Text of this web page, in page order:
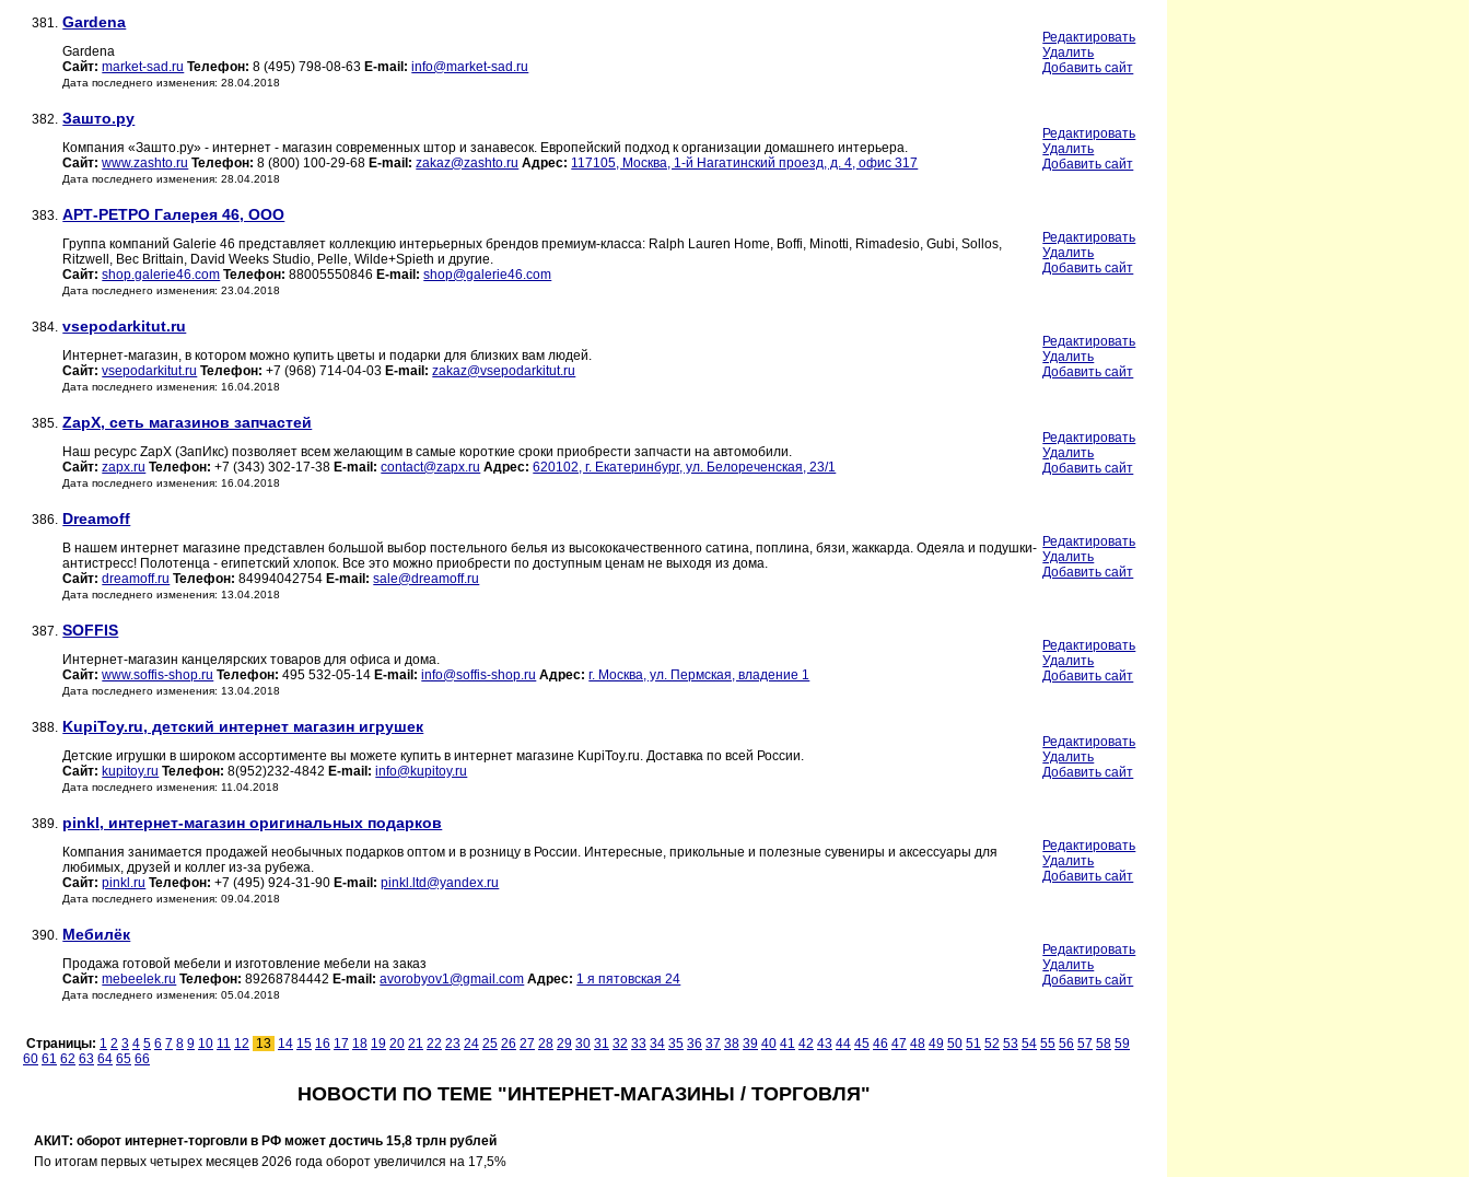
381. Gardena
Gardena
Сайт: market-sad.ru Телефон: 8 (495) 798-08-63 E-mail: info@market-sad.ru
Дата последнего изменения: 28.04.2018
Редактировать
Удалить
Добавить сайт
382. Зашто.ру
Компания «Зашто.ру» - интернет - магазин современных штор и занавесок. Европейский подход к организации домашнего интерьера.
Сайт: www.zashto.ru Телефон: 8 (800) 100-29-68 E-mail: zakaz@zashto.ru Адрес: 117105, Москва, 1-й Нагатинский проезд, д. 4, офис 317
Дата последнего изменения: 28.04.2018
Редактировать
Удалить
Добавить сайт
383. АРТ-РЕТРО Галерея 46, ООО
Группа компаний Galerie 46 представляет коллекцию интерьерных брендов премиум-класса: Ralph Lauren Home, Boffi, Minotti, Rimadesio, Gubi, Sollos,
Ritzwell, Bec Brittain, David Weeks Studio, Pelle, Wilde+Spieth и другие.
Сайт: shop.galerie46.com Телефон: 88005550846 E-mail: shop@galerie46.com
Дата последнего изменения: 23.04.2018
Редактировать
Удалить
Добавить сайт
384. vsepodarkitut.ru
Интернет-магазин, в котором можно купить цветы и подарки для близких вам людей.
Сайт: vsepodarkitut.ru Телефон: +7 (968) 714-04-03 E-mail: zakaz@vsepodarkitut.ru
Дата последнего изменения: 16.04.2018
Редактировать
Удалить
Добавить сайт
385. ZapX, сеть магазинов запчастей
Наш ресурс ZapX (ЗапИкс) позволяет всем желающим в самые короткие сроки приобрести запчасти на автомобили.
Сайт: zapx.ru Телефон: +7 (343) 302-17-38 E-mail: contact@zapx.ru Адрес: 620102, г. Екатеринбург, ул. Белореченская, 23/1
Дата последнего изменения: 16.04.2018
Редактировать
Удалить
Добавить сайт
386. Dreamoff
В нашем интернет магазине представлен большой выбор постельного белья из высококачественного сатина, поплина, бязи, жаккарда. Одеяла и подушки-
антистресс! Полотенца - египетский хлопок. Все это можно приобрести по доступным ценам не выходя из дома.
Сайт: dreamoff.ru Телефон: 84994042754 E-mail: sale@dreamoff.ru
Дата последнего изменения: 13.04.2018
Редактировать
Удалить
Добавить сайт
387. SOFFIS
Интернет-магазин канцелярских товаров для офиса и дома.
Сайт: www.soffis-shop.ru Телефон: 495 532-05-14 E-mail: info@soffis-shop.ru Адрес: г. Москва, ул. Пермская, владение 1
Дата последнего изменения: 13.04.2018
Редактировать
Удалить
Добавить сайт
388. KupiToy.ru, детский интернет магазин игрушек
Детские игрушки в широком ассортименте вы можете купить в интернет магазине KupiToy.ru. Доставка по всей России.
Сайт: kupitoy.ru Телефон: 8(952)232-4842 E-mail: info@kupitoy.ru
Дата последнего изменения: 11.04.2018
Редактировать
Удалить
Добавить сайт
389. pinkl, интернет-магазин оригинальных подарков
Компания занимается продажей необычных подарков оптом и в розницу в России. Интересные, прикольные и полезные сувениры и аксессуары для
любимых, друзей и коллег из-за рубежа.
Сайт: pinkl.ru Телефон: +7 (495) 924-31-90 E-mail: pinkl.ltd@yandex.ru
Дата последнего изменения: 09.04.2018
Редактировать
Удалить
Добавить сайт
390. Мебилёк
Продажа готовой мебели и изготовление мебели на заказ
Сайт: mebeelek.ru Телефон: 89268784442 E-mail: avorobyov1@gmail.com Адрес: 1 я пятовская 24
Дата последнего изменения: 05.04.2018
Редактировать
Удалить
Добавить сайт
Страницы: 1 2 3 4 5 6 7 8 9 10 11 12 13 14 15 16 17 18 19 20 21 22 23 24 25 26 27 28 29 30 31 32 33 34 35 36 37 38 39 40 41 42 43 44 45 46 47 48 49 50 51 52 53 54 55 56 57 58 59
60 61 62 63 64 65 66
НОВОСТИ ПО ТЕМЕ "ИНТЕРНЕТ-МАГАЗИНЫ / ТОРГОВЛЯ"
АКИТ: оборот интернет-торговли в РФ может достичь 15,8 трлн рублей
По итогам первых четырех месяцев 2026 года оборот увеличился на 17,5%